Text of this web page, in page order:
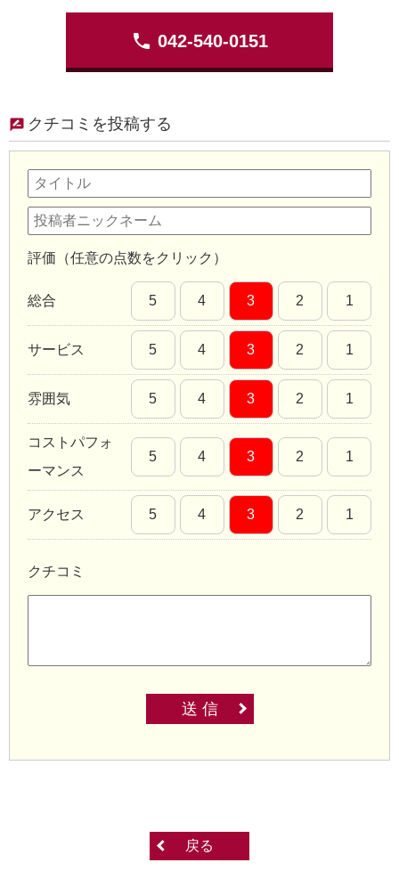
phone 042-540-0151
クチコミを投稿する
評価（任意の点数をクリック）
総合 5 4 3 2 1
サービス 5 4 3 2 1
雰囲気 5 4 3 2 1
コストパフォ
ーマンス
5 4 3 2 1
アクセス 5 4 3 2 1
クチコミ
送 信
戻る